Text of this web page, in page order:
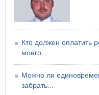
Кто должен оплатить
моего...
Можно ли
забрать...